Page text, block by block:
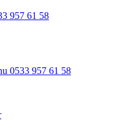
957 61 58
0533 957 61 58